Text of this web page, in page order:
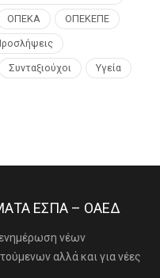
ΟΠΕΚΑ ΟΠΕΚΕΠΕ
Συνταξιούχοι Υγεία
ΕΣΠΑ – ΟΑΕΔ
ενημέρωση νέων
αλλά και για νέες